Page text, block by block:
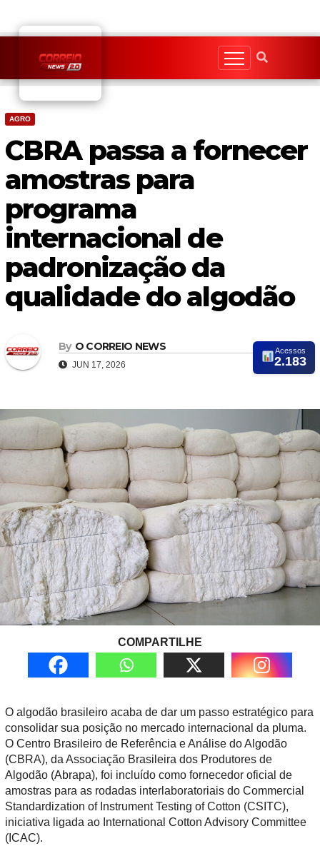
content
AGRO
CBRA passa a fornecer
amostras para
programa
internacional de
padronização da
qualidade do algodão
By O CORREIO NEWS
JUN 17, 2026
Acessos
2.183
COMPARTILHE
O algodão brasileiro acaba de dar um passo estratégico para
consolidar sua posição no mercado internacional da pluma.
O Centro Brasileiro de Referência e Análise do Algodão
(CBRA), da Associação Brasileira dos Produtores de
Algodão (Abrapa), foi incluído como fornecedor oficial de
amostras para as rodadas interlaboratoriais do Commercial
Standardization of Instrument Testing of Cotton (CSITC),
iniciativa ligada ao International Cotton Advisory Committee
(ICAC).